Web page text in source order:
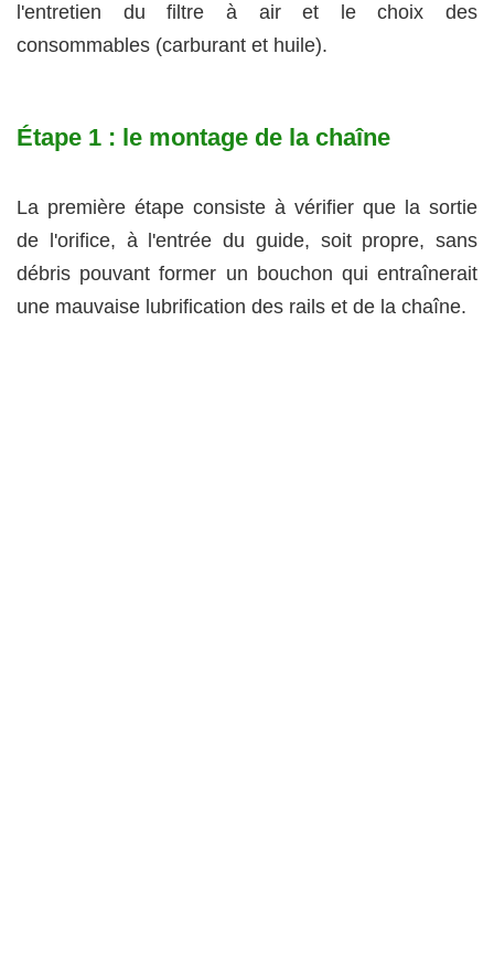
l'entretien du filtre à air et le choix des
consommables (carburant et huile).
Étape 1 : le montage de la chaîne
La première étape consiste à vérifier que la sortie
de l'orifice, à l'entrée du guide, soit propre, sans
débris pouvant former un bouchon qui entraînerait
une mauvaise lubrification des rails et de la chaîne.